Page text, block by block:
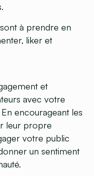
à prendre en
liker et
et
avec votre
encourageant les
leur propre
votre public
un sentiment